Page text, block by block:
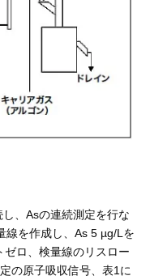
、Asの連続測定を行な
線を作成し、As 5 µg/Lを
ロ、検量線のリスロー
の原子吸収信号、表1に